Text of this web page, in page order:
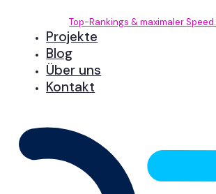
Top-Rankings & maximaler Speed.
Projekte
Blog
Über uns
Kontakt